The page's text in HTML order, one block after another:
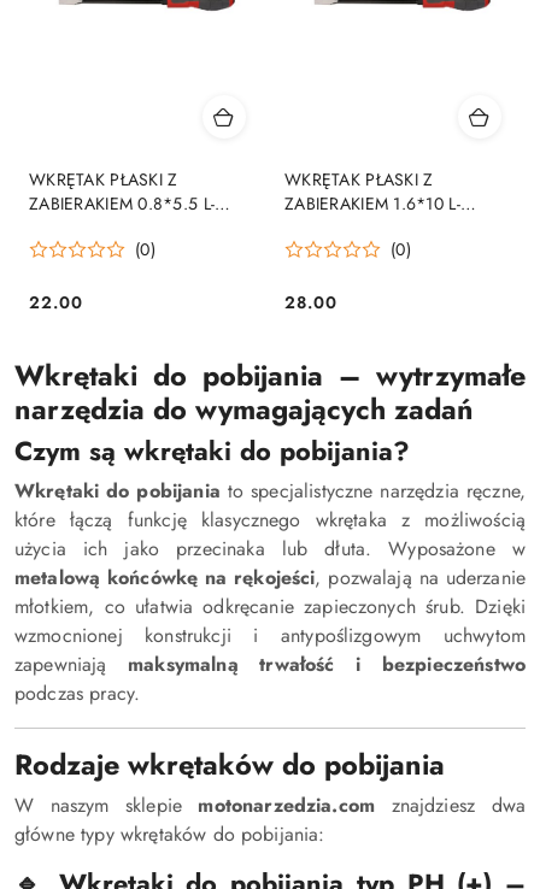
WKRĘTAK PŁASKI Z
ZABIERAKIEM 0.8*5.5 L-
(0)
Cena:
22.00
WKRĘTAK PŁASKI Z
ZABIERAKIEM 1.6*10 L-
(0)
Cena:
28.00
Wkrętaki do pobijania – wytrzymałe
narzędzia do wymagających zadań
Czym są wkrętaki do pobijania?
Wkrętaki do pobijania to specjalistyczne narzędzia ręczne,
które łączą funkcję klasycznego wkrętaka z możliwością
użycia ich jako przecinaka lub dłuta. Wyposażone w
metalową końcówkę na rękojeści, pozwalają na uderzanie
młotkiem, co ułatwia odkręcanie zapieczonych śrub. Dzięki
wzmocnionej konstrukcji i antypoślizgowym uchwytom
zapewniają maksymalną trwałość i bezpieczeństwo
podczas pracy.
Rodzaje wkrętaków do pobijania
W naszym sklepie motonarzedzia.com znajdziesz dwa
główne typy wkrętaków do pobijania: